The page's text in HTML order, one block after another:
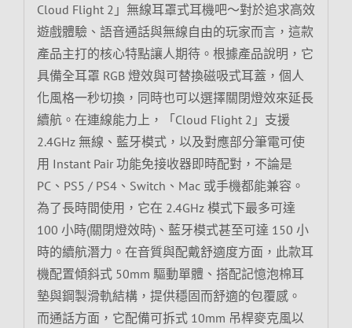
Cloud Flight 2」無線耳罩式耳機吧～對於追求高效
遊戲體驗、語音通話與無線自由的玩家而言，這款
產品主打的核心特點讓人期待。根據產品說明，它
具備全耳罩 RGB 燈效與可替換磁吸式耳蓋，個人
化風格一秒切換，同時也可以選擇關閉燈效來延長
續航。在連線能力上，「Cloud Flight 2」支援
2.4GHz 無線、藍牙模式，以及對應部分筆電可使
用 Instant Pair 功能免接收器即時配對，不論是
PC、PS5 / PS4、Switch、Mac 或手機都能兼容。
為了長時間使用，它在 2.4GHz 模式下最多可達
100 小時(關閉燈效時)、藍牙模式甚至可達 150 小
時的續航潛力。在音質與配戴舒適度方面，此款耳
機配置傾斜式 50mm 驅動單體、搭配記憶泡棉耳
墊與鋼製滑軌結構，提供穩固而舒適的包覆感。
而通話方面，它配備可拆式 10mm 吊桿麥克風以